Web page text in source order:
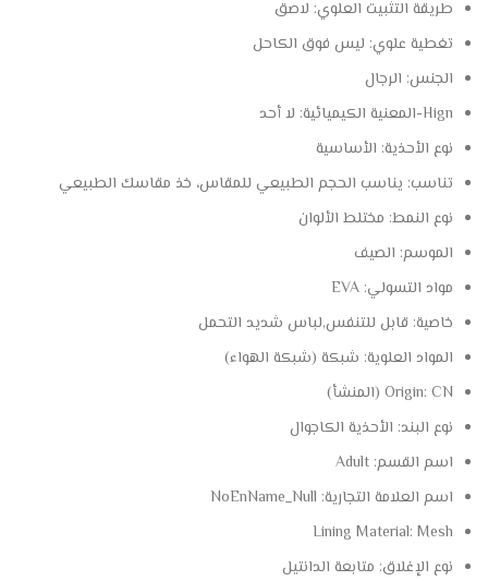
طريقة التثبيت العلوي: لاصق
تغطية علوي: ليس فوق الكاحل
الجنس: الرجال
Hign-المعنية الكيميائية:
لا أحد
نوع الأحذية: الأساسية
تناسب: يناسب الحجم الطبيعي للمقاس، خذ مقاسك الطبيعي
نوع النمط: مختلط الألوان
الموسم: الصيف
مواد التسولي: EVA
خاصية: قابل للتنفس,لباس شديد التحمل
المواد العلوية: شبكة (شبكة الهواء)
Origin: CN (المنشأ)
نوع البند: الأحذية الكاجوال
اسم القسم: Adult
اسم العلامة التجارية: NoEnName_Null
Lining Material: Mesh
نوع الإغلاق: متابعة الدانتيل